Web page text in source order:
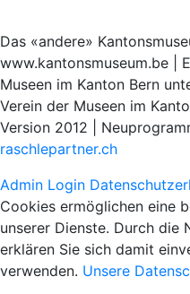
Das «andere»
www.kantonsmuseum.be |
Museen im Kanton Bern
Verein der Museen im
Version 2012 |
raschlepartner.ch
Admin Login
Cookies ermöglichen eine
unserer Dienste. Durch die
erklären Sie sich damit
verwenden. Unsere